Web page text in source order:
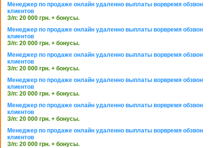
Менеджер по продаже онлайн удаленно выплаты ворвремя обзвон
клиентов
З/п: 20 000 грн. + бонусы.
Менеджер по продаже онлайн удаленно выплаты ворвремя обзвон
клиентов
З/п: 20 000 грн. + бонусы.
Менеджер по продаже онлайн удаленно выплаты ворвремя обзвон
клиентов
З/п: 20 000 грн. + бонусы.
Менеджер по продаже онлайн удаленно выплаты ворвремя обзвон
клиентов
З/п: 20 000 грн. + бонусы.
Менеджер по продаже онлайн удаленно выплаты ворвремя обзвон
клиентов
З/п: 20 000 грн. + бонусы.
Менеджер по продаже онлайн удаленно выплаты ворвремя обзвон
клиентов
З/п: 20 000 грн. + бонусы.